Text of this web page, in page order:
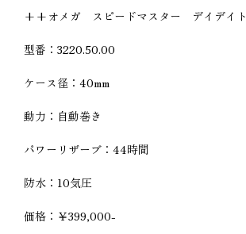
++オメガ スピードマスター デイデイト
型番：3220.50.00
ケース径：40mm
動力：自動巻き
パワーリザーブ：44時間
防水：10気圧
価格：￥399,000-